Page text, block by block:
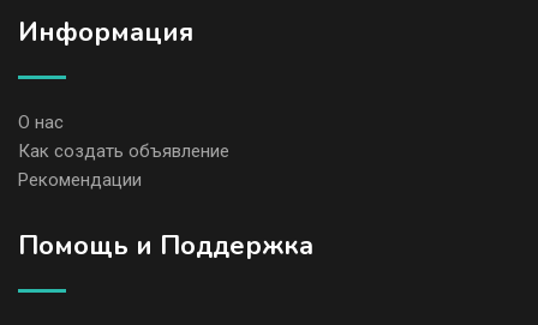
Информация
О нас
Как создать объявление
Рекомендации
Помощь и Поддержка